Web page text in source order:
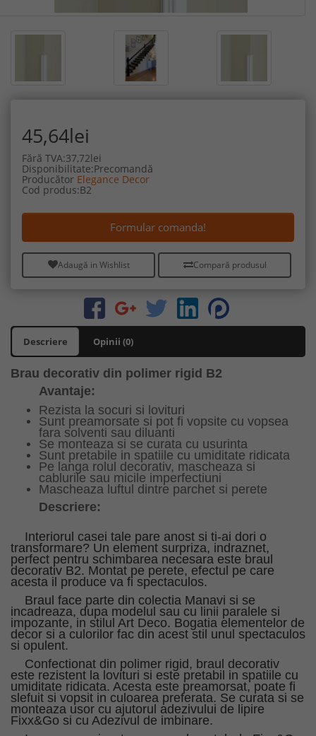
45,64lei
Fără TVA:37,72lei
Disponibilitate:Precomandă
Producător Elegance Decor
Cod produs:B2
Formular comanda!
Adaugă in Wishlist Compară produsul
Descriere Opinii (0)
Brau decorativ din polimer rigid B2
Avantaje:
Rezista la socuri si lovituri
Sunt preamorsate si pot fi vopsite cu vopsea
fara solventi sau diluanti
Se monteaza si se curata cu usurinta
Sunt pretabile in spatiile cu umiditate ridicata
Pe langa rolul decorativ, mascheaza si
cablurile sau micile imperfectiuni
Mascheaza luftul dintre parchet si perete
Descriere:
Interiorul casei tale pare anost si ti-ai dori o
transformare? Un element surpriza, indraznet,
perfect pentru schimbarea necesara este braul
decorativ B2. Montat pe perete, efectul pe care
acesta il produce va fi spectaculos.
Braul face parte din colectia Manavi si se
incadreaza, dupa modelul sau cu linii paralele si
impozante, in stilul Art Deco. Bogatia elementelor de
decor si a culorilor fac din acest stil unul spectaculos
si opulent.
Confectionat din polimer rigid, braul decorativ
este rezistent la lovituri si este pretabil in spatiile cu
umiditate ridicata. Acesta este preamorsat, poate fi
slefuit si vopsit in culoarea preferata. Se curata si se
monteaza usor cu ajutorul adezivului de lipire
Fixx&Go si cu Adezivul de imbinare.